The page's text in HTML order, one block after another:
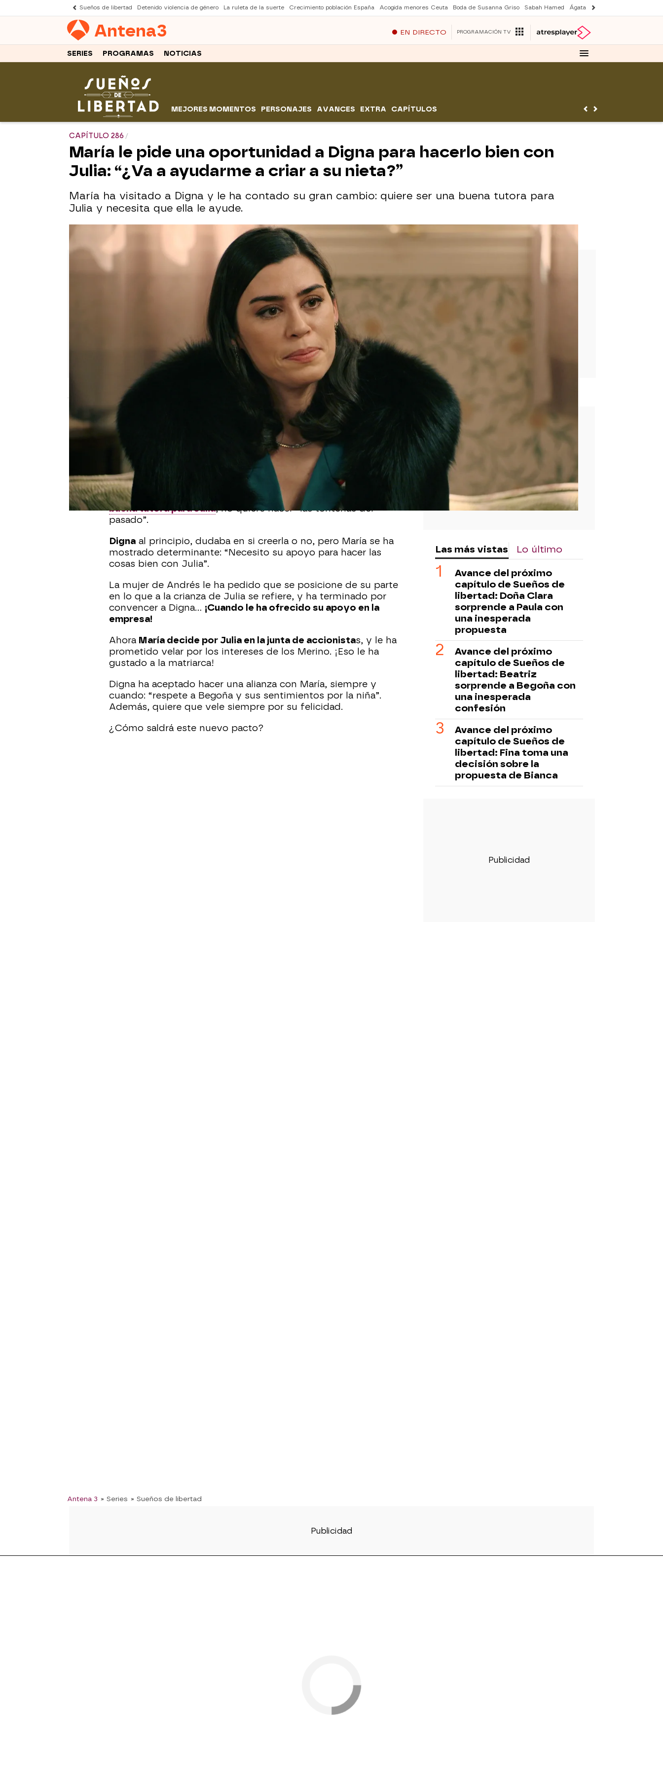
Sueños de libertad Detenido violencia de género La ruleta de la suerte Crecimiento población España Acogida menores Ceuta Boda de Susanna Griso Sabah Hamed Ágata y Lola
Antena3 EN DIRECTO PROGRAMACIÓN TV
SERIES PROGRAMAS NOTICIAS
MEJORES MOMENTOS PERSONAJES AVANCES EXTRA CAPÍTULOS
CAPÍTULO 286
María le pide una oportunidad a Digna para hacerlo bien con
Julia: “¿Va a ayudarme a criar a su nieta?”
María ha visitado a Digna y le ha contado su gran cambio: quiere ser una buena tutora para
Julia y necesita que ella le ayude.
María le deja claro a Begoña que no tiene lugar ya en casa de los De la Reina: “Ahora es mi momento”
Ana Bermejo Lillo
Publicado: Flipboard
María está dispuesta a hacerlo bien con
y dejar atrás
todos sus comportamientos del pasado: así se lo ha
comunicado a Digna, la abuela de la niña.
La joven está dispuesta a dejar atrás sus actitudes y
buena tutora para Julia, no quiere hacer “las tonterías del
pasado”.
Digna al principio, dudaba en si creerla o no, pero María se ha
mostrado determinante: “Necesito su apoyo para hacer las
cosas bien con Julia”.
La mujer de Andrés le ha pedido que se posicione de su parte
en lo que a la crianza de Julia se refiere, y ha terminado por
convencer a Digna... ¡Cuando le ha ofrecido su apoyo en la
empresa!
Ahora María decide por Julia en la junta de accionistas, y le ha
prometido velar por los intereses de los Merino. ¡Eso le ha
gustado a la matriarca!
Digna ha aceptado hacer una alianza con María, siempre y
cuando: “respete a Begoña y sus sentimientos por la niña”.
Además, quiere que vele siempre por su felicidad.
¿Cómo saldrá este nuevo pacto?
Antena 3 » Series » Sueños de libertad
Las más vistas Lo último
Avance del próximo
capítulo de Sueños de
libertad: Doña Clara
sorprende a Paula con
una inesperada
propuesta
Avance del próximo
capítulo de Sueños de
libertad: Beatriz
sorprende a Begoña con
una inesperada
confesión
Avance del próximo
capítulo de Sueños de
libertad: Fina toma una
decisión sobre la
propuesta de Bianca